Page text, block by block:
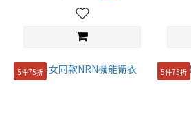
5件75折 5件75折